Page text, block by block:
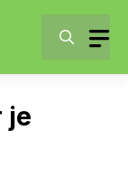
je